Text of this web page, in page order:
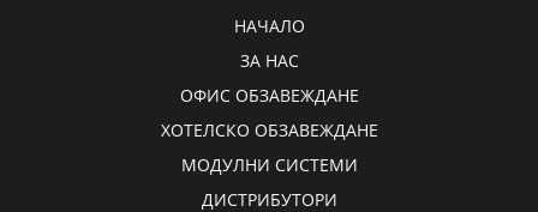
НАЧАЛО
ЗА НАС
ОФИС ОБЗАВЕЖДАНЕ
ХОТЕЛСКО ОБЗАВЕЖДАНЕ
МОДУЛНИ СИСТЕМИ
ДИСТРИБУТОРИ